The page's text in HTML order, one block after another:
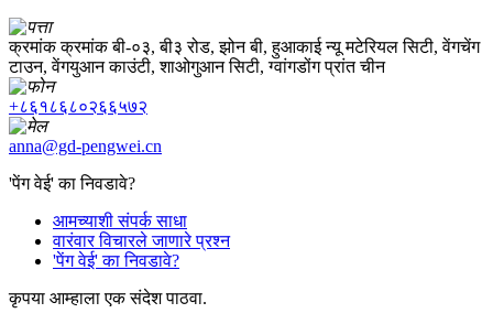
क्रमांक क्रमांक बी-०३, बी३ रोड, झोन बी, हुआकाई न्यू मटेरियल सिटी, वेंगचेंग
टाउन, वेंगयुआन काउंटी, शाओगुआन सिटी, ग्वांगडोंग प्रांत चीन
+८६१८६८०२६६५७२
anna@gd-pengwei.cn
'पेंग वेई' का निवडावे?
आमच्याशी संपर्क साधा
वारंवार विचारले जाणारे प्रश्न
'पेंग वेई' का निवडावे?
कृपया आम्हाला एक संदेश पाठवा.